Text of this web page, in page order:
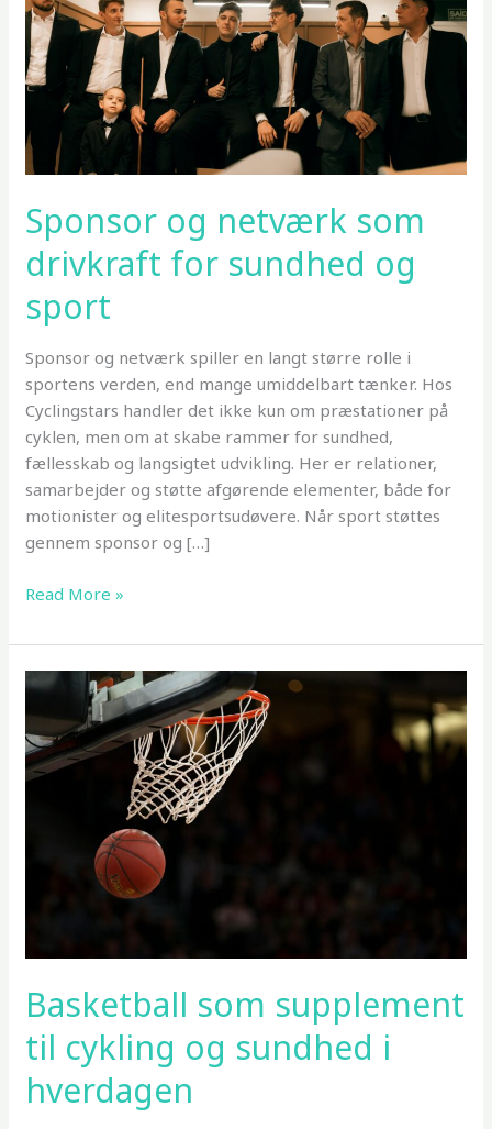
Sponsor og netværk som
drivkraft for sundhed og
sport
Sponsor og netværk spiller en langt større rolle i
sportens verden, end mange umiddelbart tænker. Hos
Cyclingstars handler det ikke kun om præstationer på
cyklen, men om at skabe rammer for sundhed,
fællesskab og langsigtet udvikling. Her er relationer,
samarbejder og støtte afgørende elementer, både for
motionister og elitesportsudøvere. Når sport støttes
gennem sponsor og […]
Sponsor
netværk
som
drivkraft
for
sundhed
og
Read More »
Basketball som supplement
til cykling og sundhed i
hverdagen